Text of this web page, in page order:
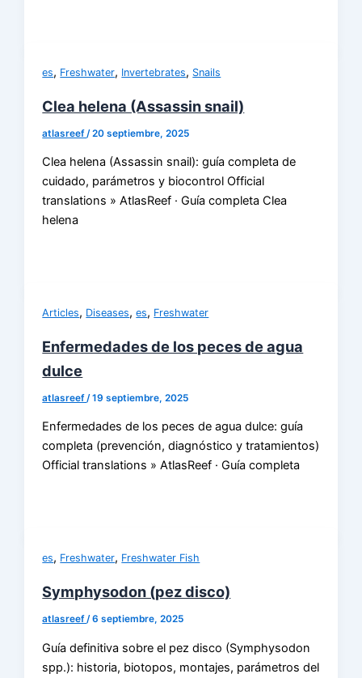
es, Freshwater, Invertebrates, Snails
Clea helena (Assassin snail)
atlasreef /20 septiembre, 2025
Clea helena (Assassin snail): guía completa de
cuidado, parámetros y biocontrol Official
translations » AtlasReef · Guía completa Clea
helena
Articles, Diseases,es, Freshwater
Enfermedades de los peces de agua
dulce
atlasreef/19 septiembre, 2025
Enfermedades de los peces de agua dulce: guía
completa (prevención, diagnóstico y tratamientos)
Official translations » AtlasReef · Guía completa
es, Freshwater, Freshwater Fish
Symphysodon (pez disco)
atlasreef/6 septiembre, 2025
Guía definitiva sobre el pez disco (Symphysodon
spp.): historia, biotopos, montajes, parámetros del